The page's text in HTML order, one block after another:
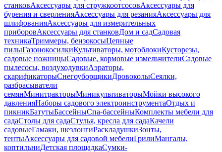
станковАксессуары для стружкоотсосовАксессуары для
бурения и сверленияАксессуары для резанияАксессуары для
шлифованияАксессуары для измерительных
приборовАксессуары для станковДом и садСадовая
техникаТриммеры, бензокосыЦепные
пилыГазонокосилкиКультиваторы, мотоблокиКусторезы,
садовые ножницыСадовые, кормовые измельчителиСадовые
пылесосы, воздуходувкиАэраторы,
скарификаторыСнегоуборщикиДровоколыСеялки,
разбрасыватели
семянМинитракторыМиникультиваторыМойки высокого
давленияНаборы садового электроинструментаОтдых и
пикникБатутыБассейныСпа-бассейныКомплекты мебели для
садаСтолы для садаСтулья, кресла для садаКачели
садовыеГамаки, шезлонгиРаскладушкиЗонты,
тентыАксессуары для садовой мебелиГрилиМангалы,
коптильниДетская площадкаСумки-